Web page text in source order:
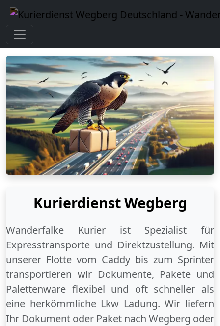
Kurierdienst Wegberg
Wanderfalke Kurier ist Spezialist für
Expresstransporte und Direktzustellung. Mit
unserer Flotte vom Caddy bis zum Sprinter
transportieren wir Dokumente, Pakete und
Palettenware flexibel und oft schneller als
eine herkömmliche Lkw Ladung. Wir liefern
Ihr Dokument oder Paket nach Wegberg oder